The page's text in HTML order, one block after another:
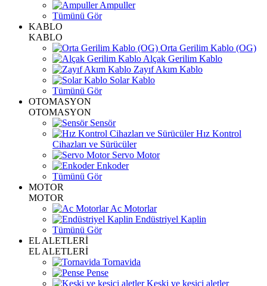
Ampuller
Tümünü Gör
KABLO
KABLO
Orta Gerilim Kablo (OG)
Alçak Gerilim Kablo
Zayıf Akım Kablo
Solar Kablo
Tümünü Gör
OTOMASYON
OTOMASYON
Sensör
Hız Kontrol
Cihazları ve Sürücüler
Servo Motor
Enkoder
Tümünü Gör
MOTOR
MOTOR
Ac Motorlar
Endüstriyel Kaplin
Tümünü Gör
EL ALETLERİ
EL ALETLERİ
Tornavida
Pense
Keski ve kesici aletler